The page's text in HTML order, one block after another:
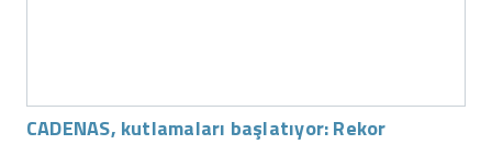
CADENAS, kutlamaları başlatıyor: Rekor